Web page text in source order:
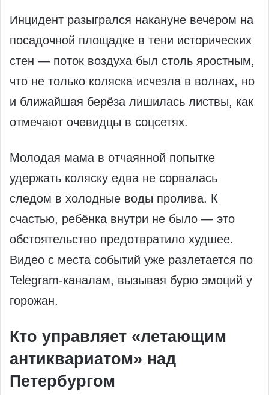
Инцидент разыгрался накануне вечером на
посадочной площадке в тени исторических
стен — поток воздуха был столь яростным,
что не только коляска исчезла в волнах, но
и ближайшая берёза лишилась листвы, как
отмечают очевидцы в соцсетях.
Молодая мама в отчаянной попытке
удержать коляску едва не сорвалась
следом в холодные воды пролива. К
счастью, ребёнка внутри не было — это
обстоятельство предотвратило худшее.
Видео с места событий уже разлетается по
Telegram-каналам, вызывая бурю эмоций у
горожан.
Кто управляет «летающим
антиквариатом» над
Петербургом